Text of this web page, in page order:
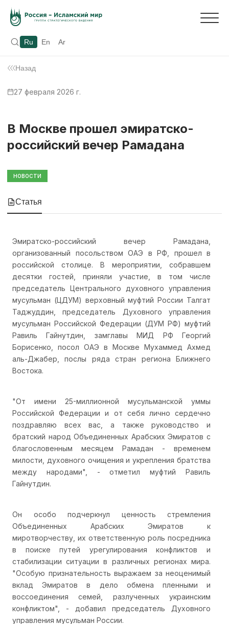
Ru En Ar
Назад
27 февраля 2026 г.
В Москве прошел эмиратско-
российский вечер Рамадана
НОВОСТИ
Статья
Эмиратско-российский вечер Рамадана,
организованный посольством ОАЭ в РФ, прошел в
российской столице. В мероприятии, собравшем
десятки гостей, приняли участие, в том числе
председатель Центрального духовного управления
мусульман (ЦДУМ) верховный муфтий России Талгат
Таджуддин, председатель Духовного управления
мусульман Российской Федерации (ДУМ РФ) муфтий
Равиль Гайнутдин, замглавы МИД РФ Георгий
Борисенко, посол ОАЭ в Москве Мухаммед Ахмед
аль-Джабер, послы ряда стран региона Ближнего
Востока.
"От имени 25-миллионной мусульманской уммы
Российской Федерации и от себя лично сердечно
поздравляю всех вас, а также руководство и
братский народ Объединенных Арабских Эмиратов с
благословенным месяцем Рамадан - временем
милости, духовного очищения и укрепления братства
между народами", - отметил муфтий Равиль
Гайнутдин.
Он особо подчеркнул ценность стремления
Объединенных Арабских Эмиратов к
миротворчеству, их ответственную роль посредника
в поиске путей урегулирования конфликтов и
стабилизации ситуации в различных регионах мира.
"Особую признательность выражаем за неоценимый
вклад Эмиратов в дело обмена пленными и
воссоединения семей, разлученных украинским
конфликтом", - добавил председатель Духовного
управления мусульман России.